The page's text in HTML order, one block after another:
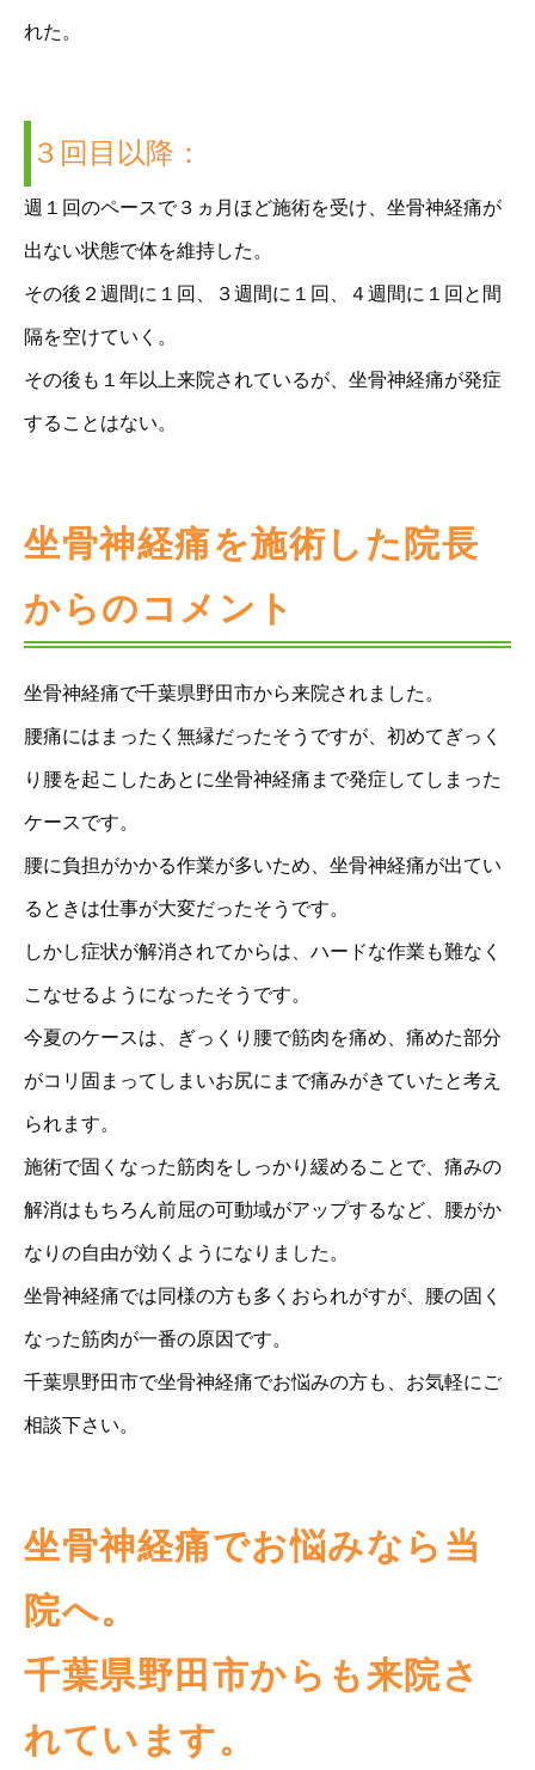
れた。
３回目以降：
週１回のペースで３ヵ月ほど施術を受け、坐骨神経痛が
出ない状態で体を維持した。
その後２週間に１回、３週間に１回、４週間に１回と間
隔を空けていく。
その後も１年以上来院されているが、坐骨神経痛が発症
することはない。
坐骨神経痛を施術した院長
からのコメント
坐骨神経痛で千葉県野田市から来院されました。
腰痛にはまったく無縁だったそうですが、初めてぎっく
り腰を起こしたあとに坐骨神経痛まで発症してしまった
ケースです。
腰に負担がかかる作業が多いため、坐骨神経痛が出てい
るときは仕事が大変だったそうです。
しかし症状が解消されてからは、ハードな作業も難なく
こなせるようになったそうです。
今夏のケースは、ぎっくり腰で筋肉を痛め、痛めた部分
がコリ固まってしまいお尻にまで痛みがきていたと考え
られます。
施術で固くなった筋肉をしっかり緩めることで、痛みの
解消はもちろん前屈の可動域がアップするなど、腰がか
なりの自由が効くようになりました。
坐骨神経痛では同様の方も多くおられがすが、腰の固く
なった筋肉が一番の原因です。
千葉県野田市で坐骨神経痛でお悩みの方も、お気軽にご
相談下さい。
坐骨神経痛でお悩みなら当
院へ。
千葉県野田市からも来院さ
れています。